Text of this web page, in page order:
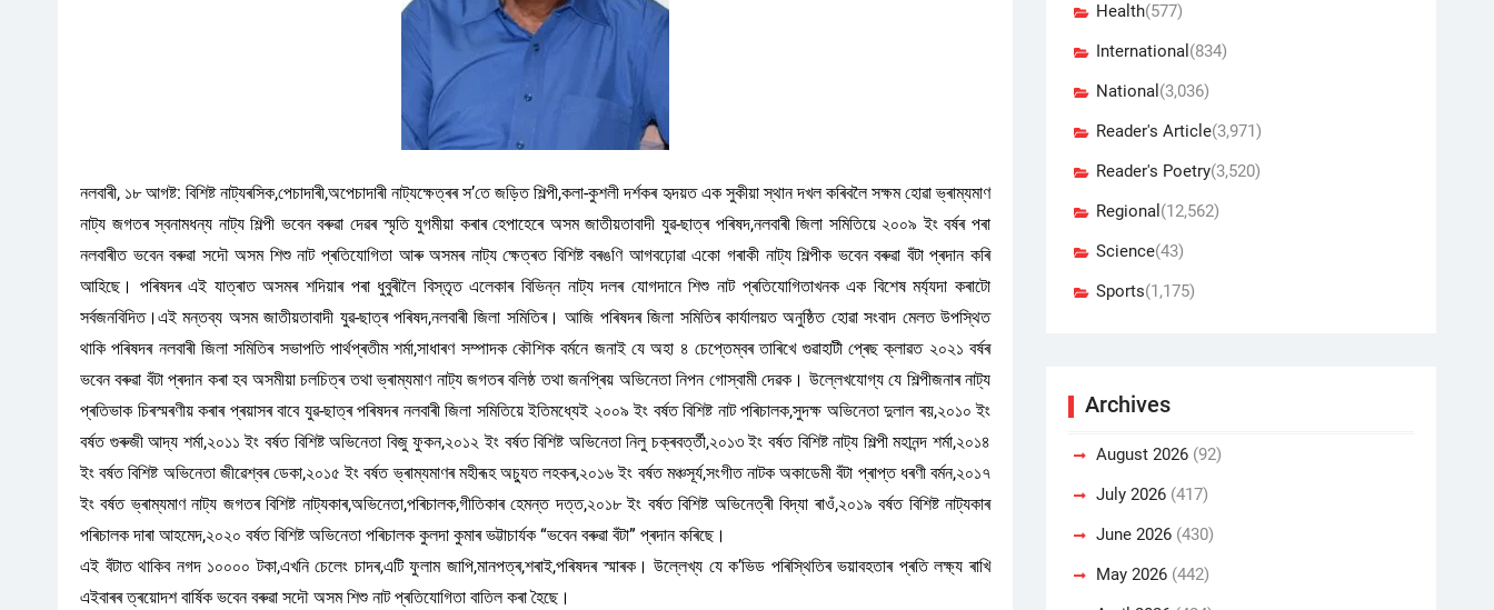
নলবাৰী, ১৮ আগষ্ট: বিশিষ্ট নাট্যৰসিক,পেচাদাৰী,অপেচাদাৰী নাট্যক্ষেত্ৰৰ স’তে জড়িত শিল্পী,কলা-কুশলী দৰ্শকৰ হৃদয়ত এক সুকীয়া স্থান দখল কৰিবলৈ সক্ষম হোৱা ভ্ৰাম্যমাণ
নাট্য জগতৰ স্বনামধন্য নাট্য শিল্পী ভবেন বৰুৱা দেৱৰ স্মৃতি যুগমীয়া কৰাৰ হেপাহেৰে অসম জাতীয়তাবাদী যুৱ-ছাত্ৰ পৰিষদ,নলবাৰী জিলা সমিতিয়ে ২০০৯ ইং বৰ্ষৰ পৰা
নলবাৰীত ভবেন বৰুৱা সদৌ অসম শিশু নাট প্ৰতিযোগিতা আৰু অসমৰ নাট্য ক্ষেত্ৰত বিশিষ্ট বৰঙণি আগবঢ়োৱা একো গৰাকী নাট্য শিল্পীক ভবেন বৰুৱা বঁটা প্ৰদান কৰি
আহিছে। পৰিষদৰ এই যাত্ৰাত অসমৰ শদিয়াৰ পৰা ধুবুৰীলৈ বিস্তৃত এলেকাৰ বিভিন্ন নাট্য দলৰ যোগদানে শিশু নাট প্ৰতিযোগিতাখনক এক বিশেষ মৰ্য্যদা কৰাটো
সৰ্বজনবিদিত।এই মন্তব্য অসম জাতীয়তাবাদী যুৱ-ছাত্ৰ পৰিষদ,নলবাৰী জিলা সমিতিৰ। আজি পৰিষদৰ জিলা সমিতিৰ কাৰ্যালয়ত অনুষ্ঠিত হোৱা সংবাদ মেলত উপস্থিত
থাকি পৰিষদৰ নলবাৰী জিলা সমিতিৰ সভাপতি পাৰ্থপ্ৰতীম শৰ্মা,সাধাৰণ সম্পাদক কৌশিক বৰ্মনে জনাই যে অহা ৪ চেপ্তেম্বৰ তাৰিখে গুৱাহাটী প্ৰেছ ক্লাৱত ২০২১ বৰ্ষৰ
ভবেন বৰুৱা বঁটা প্ৰদান কৰা হব অসমীয়া চলচিত্ৰ তথা ভ্ৰাম্যমাণ নাট্য জগতৰ বলিষ্ঠ তথা জনপ্ৰিয় অভিনেতা নিপন গোস্বামী দেৱক। উল্লেখযোগ্য যে শিল্পীজনাৰ নাট্য
প্ৰতিভাক চিৰস্মৰণীয় কৰাৰ প্ৰয়াসৰ বাবে যুৱ-ছাত্ৰ পৰিষদৰ নলবাৰী জিলা সমিতিয়ে ইতিমধ্যেই ২০০৯ ইং বৰ্ষত বিশিষ্ট নাট পৰিচালক,সুদক্ষ অভিনেতা দুলাল ৰয়,২০১০ ইং
বৰ্ষত গুৰুজী আদ্য শৰ্মা,২০১১ ইং বৰ্ষত বিশিষ্ট অভিনেতা বিজু ফুকন,২০১২ ইং বৰ্ষত বিশিষ্ট অভিনেতা নিলু চক্ৰবৰ্ত্তী,২০১৩ ইং বৰ্ষত বিশিষ্ট নাট্য শিল্পী মহানন্দ শৰ্মা,২০১৪
ইং বৰ্ষত বিশিষ্ট অভিনেতা জীৱেশ্বৰ ডেকা,২০১৫ ইং বৰ্ষত ভ্ৰাম্যমাণৰ মহীৰূহ অচ্যুত লহকৰ,২০১৬ ইং বৰ্ষত মঞ্চসূৰ্য,সংগীত নাটক অকাডেমী বঁটা প্ৰাপ্ত ধৰণী বৰ্মন,২০১৭
ইং বৰ্ষত ভ্ৰাম্যমাণ নাট্য জগতৰ বিশিষ্ট নাট্যকাৰ,অভিনেতা,পৰিচালক,গীতিকাৰ হেমন্ত দত্ত,২০১৮ ইং বৰ্ষত বিশিষ্ট অভিনেত্ৰী বিদ্যা ৰাওঁ,২০১৯ বৰ্ষত বিশিষ্ট নাট্যকাৰ
পৰিচালক দাৰা আহমেদ,২০২০ বৰ্ষত বিশিষ্ট অভিনেতা পৰিচালক কুলদা কুমাৰ ভট্টাচাৰ্যক “ভবেন বৰুৱা বঁটা” প্ৰদান কৰিছে।
এই বঁটাত থাকিব নগদ ১০০০০ টকা,এখনি চেলেং চাদৰ,এটি ফুলাম জাপি,মানপত্ৰ,শৰাই,পৰিষদৰ স্মাৰক। উল্লেখ্য যে ক’ভিড পৰিস্থিতিৰ ভয়াবহতাৰ প্ৰতি লক্ষ্য ৰাখি
এইবাৰৰ ত্ৰয়োদশ বাৰ্ষিক ভবেন বৰুৱা সদৌ অসম শিশু নাট প্ৰতিযোগিতা বাতিল কৰা হৈছে।
Health(577)
International (834)
National (3,036)
Reader's Article(3,971)
Reader's Poetry(3,520)
Regional (12,562)
Science(43)
Sports(1,175)
Archives
August 2026 (92)
July 2026 (417)
June 2026 (430)
May 2026 (442)